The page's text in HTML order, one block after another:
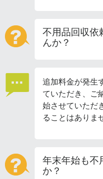
不用品回収依
んか？
追加料金が発生
ていただき、ご
始させていただ
ることはありま
年末年始も不
か？